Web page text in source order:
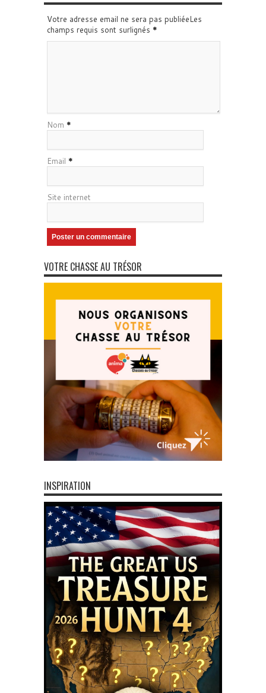
Votre adresse email ne sera pas publiéeLes
champs requis sont surlignés *
Nom *
Email *
Site internet
VOTRE CHASSE AU TRÉSOR
INSPIRATION